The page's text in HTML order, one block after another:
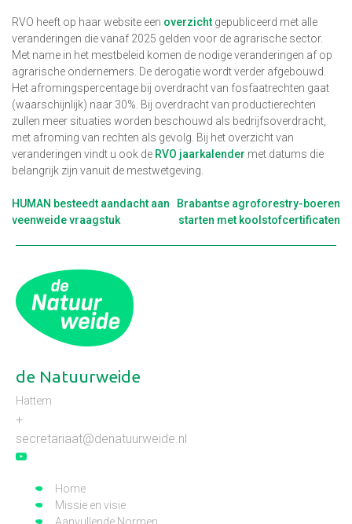
RVO heeft op haar website een overzicht gepubliceerd met alle
veranderingen die vanaf 2025 gelden voor de agrarische sector.
Met name in het mestbeleid komen de nodige veranderingen af op
agrarische ondernemers. De derogatie wordt verder afgebouwd.
Het afromingspercentage bij overdracht van fosfaatrechten gaat
(waarschijnlijk) naar 30%. Bij overdracht van productierechten
zullen meer situaties worden beschouwd als bedrijfsoverdracht,
met afroming van rechten als gevolg. Bij het overzicht van
veranderingen vindt u ook de RVO jaarkalender met datums die
belangrijk zijn vanuit de mestwetgeving.
Berichtnavigatie
HUMAN besteedt aandacht aan
veenweide vraagstuk
Brabantse agroforestry-boeren
starten met koolstofcertificaten
de Natuurweide
Hattem
+
secretariaat@denatuurweide.nl
Home
Missie en visie